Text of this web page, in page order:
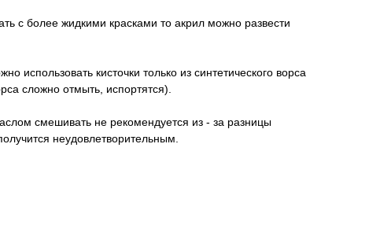
с более жидкими красками то акрил можно развести
использовать кисточки только из синтетического ворса
сложно отмыть, испортятся).
смешивать не рекомендуется из - за разницы
неудовлетворительным.